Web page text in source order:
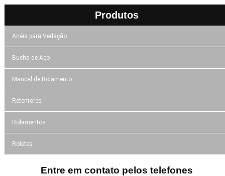
Produtos
Anéis para Vedação
Bucha de Aço
Mancal de Rolamento
Retentores
Rolamentos
Roletes
Entre em contato pelos telefones